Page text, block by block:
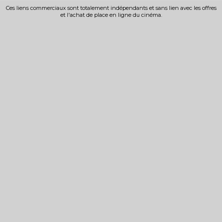
Ces liens commerciaux sont totalement indépendants et sans lien avec les offres
et l'achat de place en ligne du cinéma.